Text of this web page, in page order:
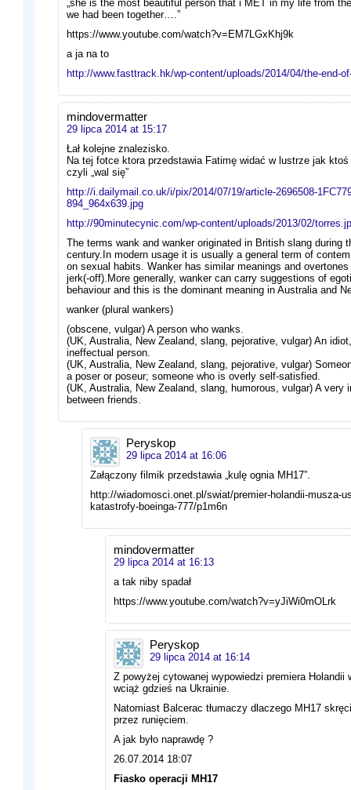
„she is the most beautiful person that i MET in my life from
we had been together….”
https://www.youtube.com/watch?v=EM7LGxKhj9k
a ja na to
http://www.fasttrack.hk/wp-content/uploads/2014/04/the-end-
mindovermatter
29 lipca 2014 at 15:17
Łał kolejne znalezisko.
Na tej fotce ktora przedstawia Fatimę widać w lustrze jak
czyli „wal się”
http://i.dailymail.co.uk/i/pix/2014/07/19/article-2696508-
894_964x639.jpg
http://90minutecynic.com/wp-content/uploads/2013/02/
The terms wank and wanker originated in British slang during
century.In modern usage it is usually a general term of
on sexual habits. Wanker has similar meanings and
jerk(-off).More generally, wanker can carry suggestions of
behaviour and this is the dominant meaning in Australia and
wanker (plural wankers)
(obscene, vulgar) A person who wanks.
(UK, Australia, New Zealand, slang, pejorative, vulgar) An
ineffectual person.
(UK, Australia, New Zealand, slang, pejorative, vulgar)
a poser or poseur; someone who is overly self-satisfied.
(UK, Australia, New Zealand, slang, humorous, vulgar) A very
between friends.
Peryskop
29 lipca 2014 at 16:06
Załączony filmik przedstawia „kulę ognia MH17”.
http://wiadomosci.onet.pl/swiat/premier-holandii-musza-
katastrofy-boeinga-777/p1m6n
mindovermatter
29 lipca 2014 at 16:13
a tak niby spadał
https://www.youtube.com/watch?v=yJiWi0mOLrk
Peryskop
29 lipca 2014 at 16:14
Z powyżej cytowanej wypowiedzi premiera Holandii
wciąż gdzieś na Ukrainie.
Natomiast Balcerac tłumaczy dlaczego MH17
przez runięciem.
A jak było naprawdę ?
26.07.2014 18:07
Fiasko operacji MH17